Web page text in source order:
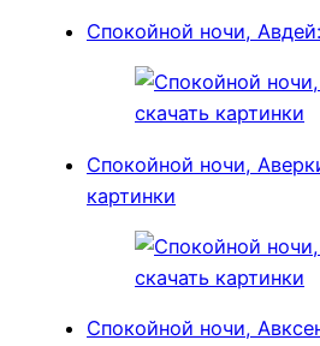
Спокойной ночи,
Спокойной ночи,
картинки
Спокойной ночи,